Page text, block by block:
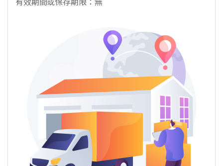
有效期間或保存期限：無